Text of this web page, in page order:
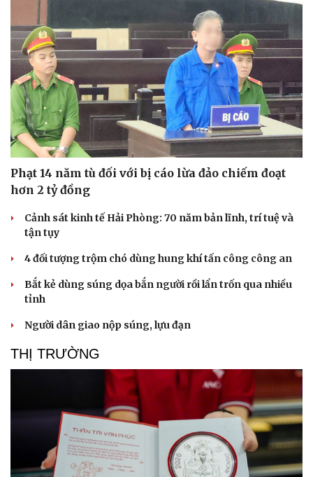
Sức khỏe
Dinh dưỡng - món ngon
Cây thuốc
Sản phụ khoa
Nhi khoa
Nam khoa
Phòng mạch online
Đời sống
Blog
Tình yêu - Gia đình
Phạt 14 năm tù đối với bị cáo lừa đảo chiếm đoạt
hơn 2 tỷ đồng
Cảnh sát kinh tế Hải Phòng: 70 năm bản lĩnh, trí tuệ và
tận tụy
4 đối tượng trộm chó dùng hung khí tấn công công an
Bắt kẻ dùng súng dọa bắn người rồi lẩn trốn qua nhiều
tỉnh
Người dân giao nộp súng, lựu đạn
THỊ TRƯỜNG